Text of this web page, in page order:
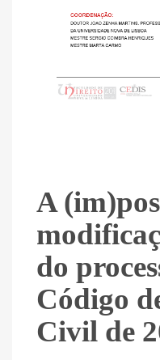
A
do
Código
Civil de